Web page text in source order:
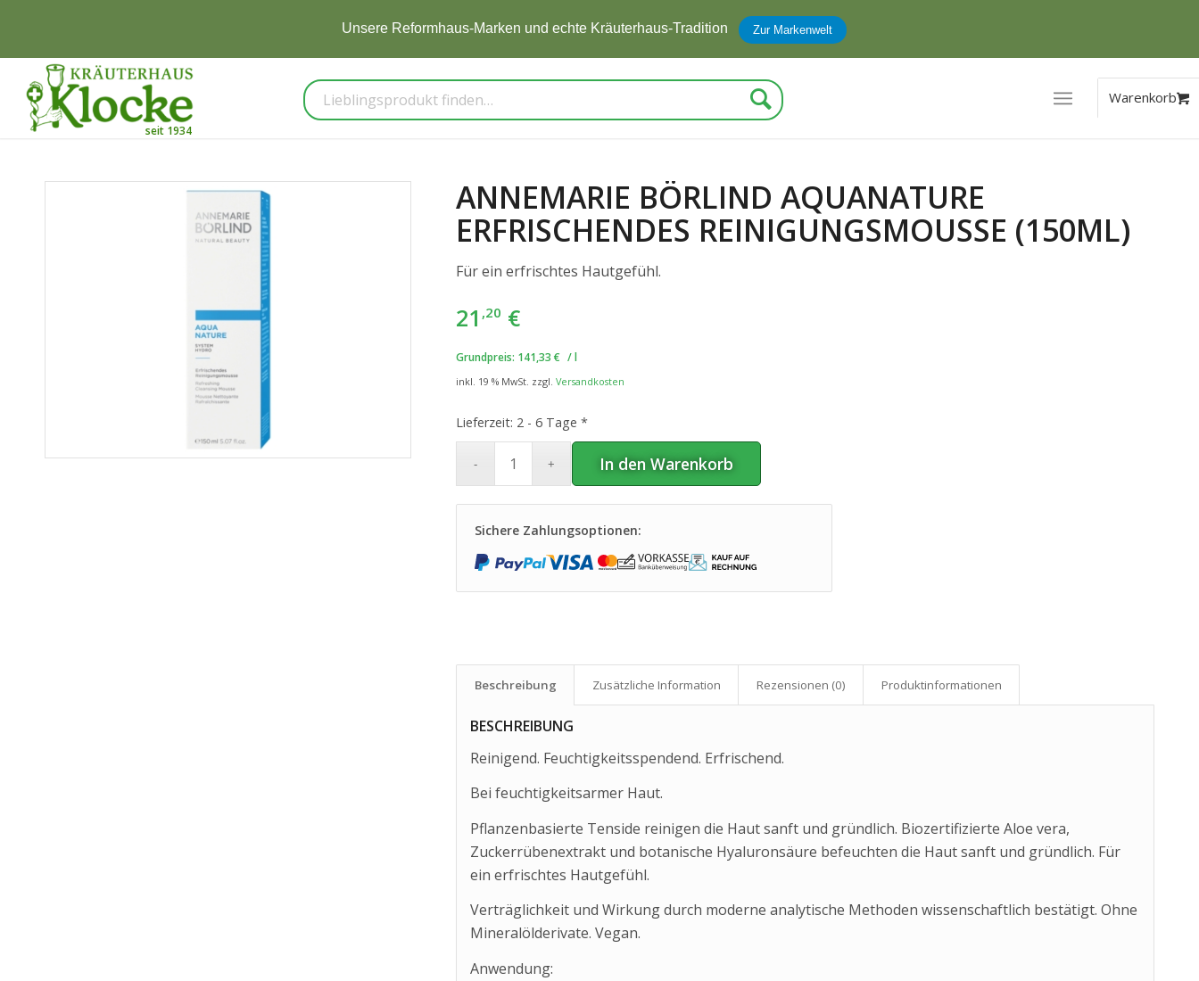
Unsere Reformhaus-Marken und echte Kräuterhaus-Tradition Zur Markenwelt
Suche
ANNEMARIE BÖRLIND AQUANATURE
ERFRISCHENDES REINIGUNGSMOUSSE (150ML)
Für ein erfrischtes Hautgefühl.
21 ,20 €
Grundpreis: 141,33 € /l
inkl. 19 % MwSt. zzgl. Versandkosten
Lieferzeit: 2 - 6 Tage *
In den Warenkorb
Sichere Zahlungsoptionen:
Beschreibung Zusätzliche Information Rezensionen (0) Produkt­informationen
BESCHREIBUNG
Reinigend. Feuchtigkeitsspendend. Erfrischend.
Bei feuchtigkeitsarmer Haut.
Pflanzenbasierte Tenside reinigen die Haut sanft und gründlich. Biozertifizierte Aloe vera,
Zuckerrübenextrakt und botanische Hyaluronsäure befeuchten die Haut sanft und gründlich. Für
ein erfrischtes Hautgefühl.
Verträglichkeit und Wirkung durch moderne analytische Methoden wissenschaftlich bestätigt. Ohne
Mineralölderivate. Vegan.
Anwendung: